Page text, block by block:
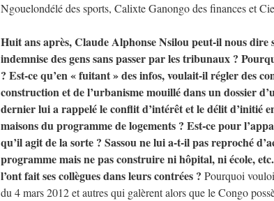
Ngouelondélé des sports, Calixte Ganongo des finances et
Huit ans après, Claude Alphonse Nsilou peut-il nous dire
indemnise des gens sans passer par les tribunaux ?
? Est-ce qu’en « fuitant » des infos, voulait-il régler des
construction et de l’urbanisme mouillé dans un dossier
dernier lui a rappelé le conflit d’intérêt et le délit d’initié
maisons du programme de logements ? Est-ce pour
qu’il agit de la sorte ? Sassou ne lui a-t-il pas reproché
programme mais ne pas construire ni hôpital, ni école,
l’ont fait ses collègues dans leurs contrées ? Pourquoi
du 4 mars 2012 et autres qui galèrent alors que le Congo